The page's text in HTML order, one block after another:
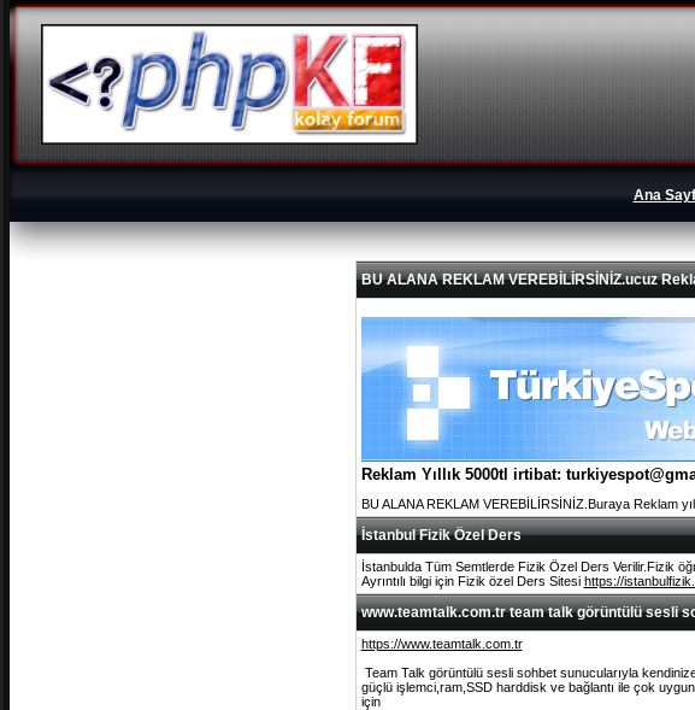
Ana
BU ALANA REKLAM VEREBİLİRSİNİZ.ucuz
Reklam Yıllık 5000tl irtibat:
BU ALANA REKLAM VEREBİLİRSİNİZ.Buraya Reklam
İstanbul Fizik Özel Ders
İstanbulda Tüm Semtlerde Fizik Özel Ders Verilir.Fizik
Ayrıntılı bilgi için Fizik özel Ders Sitesi https://
www.teamtalk.com.tr team talk görüntülü sesli
https://www.teamtalk.com.tr
Team Talk görüntülü sesli sohbet sunucularıyla
güçlü işlemci,ram,SSD harddisk ve bağlantı ile çok
için